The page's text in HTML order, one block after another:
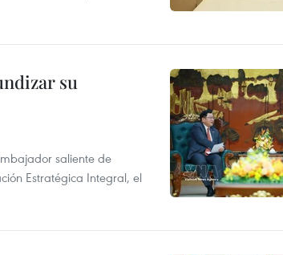
su
saliente de
Estratégica Integral, el